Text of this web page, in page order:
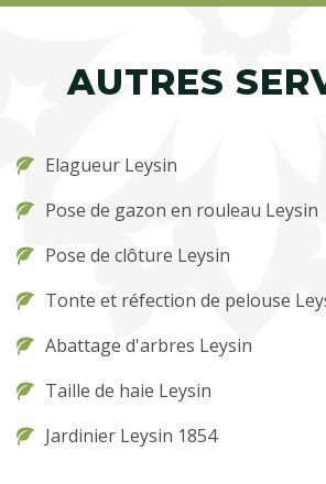
AUTRES
Elagueur Leysin
Pose de gazon en rouleau Leysin
Pose de clôture Leysin
Tonte et réfection de pelouse
Abattage d'arbres Leysin
Taille de haie Leysin
Jardinier Leysin 1854